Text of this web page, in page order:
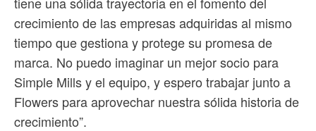
crecimiento de las empresas adquiridas al mismo
tiempo que gestiona y protege su promesa de
marca. No puedo imaginar un mejor socio para
Simple Mills y el equipo, y espero trabajar junto a
Flowers para aprovechar nuestra sólida historia de
crecimiento”.